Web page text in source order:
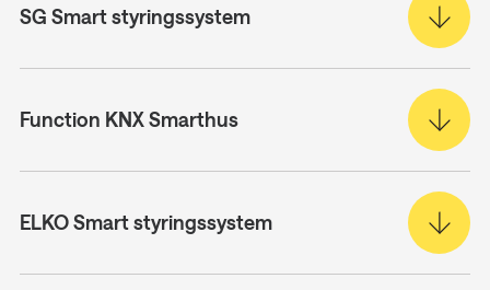
SG Smart styringssystem
Function KNX Smarthus
ELKO Smart styringssystem